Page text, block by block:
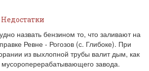
Недостатки
назвать бензином то, что заливают на
Ревне - Рогозов (с. Глибоке). При
из выхлопной трубы валит дым, как
мусороперерабатывающего завода.